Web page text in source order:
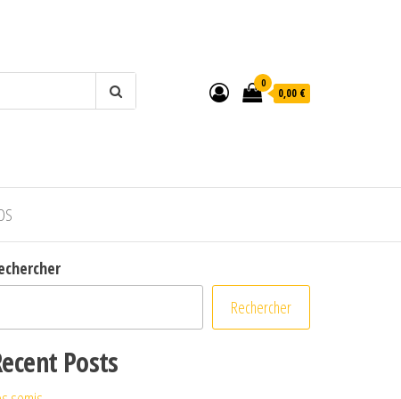
0
0,00 €
Rechercher
Posts